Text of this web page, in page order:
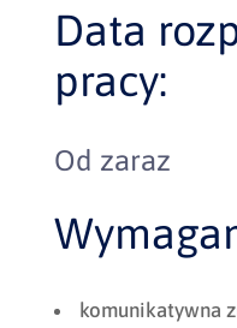
Data
pracy:
Od zaraz
komunikatywna